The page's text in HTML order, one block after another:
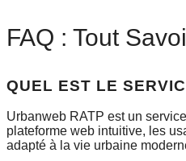
FAQ : Tout
QUEL EST LE
Urbanweb RATP est un
plateforme web intuitive, les
adapté à la vie urbaine